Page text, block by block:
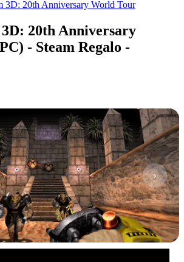
3D: 20th Anniversary World Tour
20th Anniversary
- Steam Regalo -